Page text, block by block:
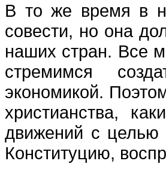
В то же время в
совести, но она
наших стран. Все
стремимся
экономикой.
христианства,
движений с целью
Конституцию,